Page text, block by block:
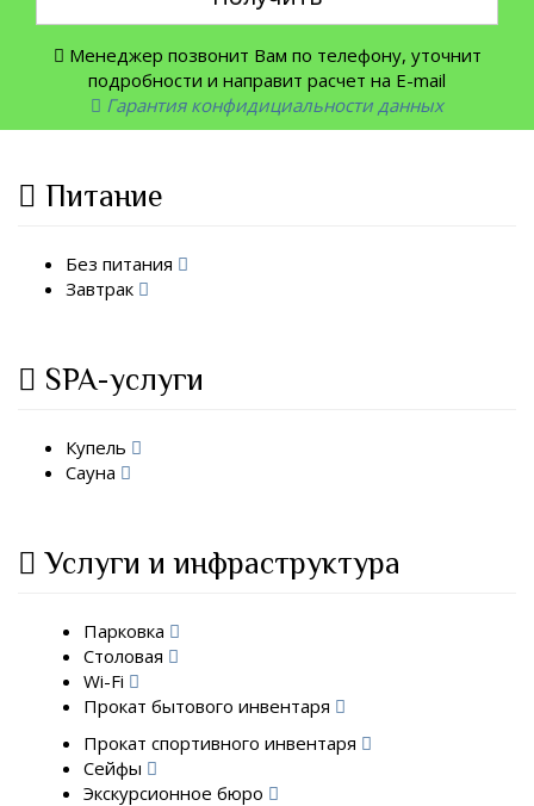
Менеджер позвонит Вам по телефону, уточнит
подробности и направит расчет на E-mail
Гарантия конфидициальности данных
Питание
Без питания
Завтрак
SPA-услуги
Купель
Сауна
Услуги и инфраструктура
Парковка
Столовая
Wi-Fi
Прокат бытового инвентаря
Прокат спортивного инвентаря
Сейфы
Экскурсионное бюро